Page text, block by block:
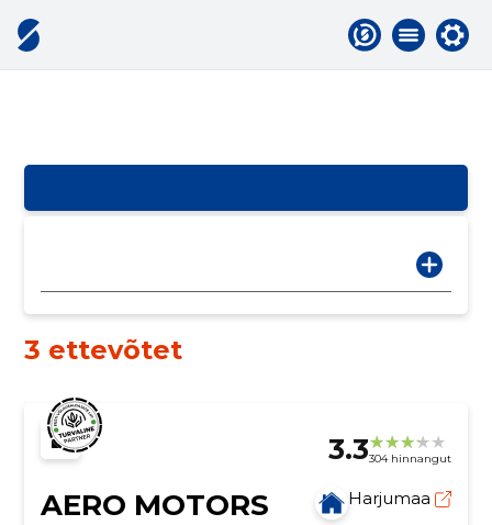
3 ettevõtet
3.3304 hinnangut
AERO MOTORS
Harjumaa